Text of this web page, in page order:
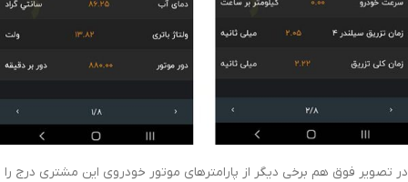
در تصویر فوق هم برخی دیگر از پارامترهای موتور خودروی این مشتری درج را